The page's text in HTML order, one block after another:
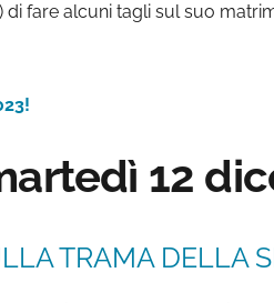
di fare alcuni tagli sul suo
12
TRAMA DELLA